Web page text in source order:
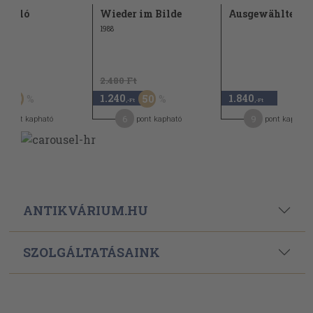
ló
50
pont kapható
Wieder im Bilde
1988
2.480 Ft
1.240 ,-Ft 50
pont kapható
Ausgewählte
1.840 ,-Ft
pont kapható
ANTIKVÁRIUM.HU
SZOLGÁLTATÁSAINK